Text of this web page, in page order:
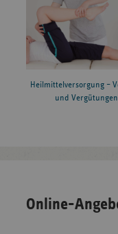
Heilmittelversorgung –
und Vergütungen
Online-